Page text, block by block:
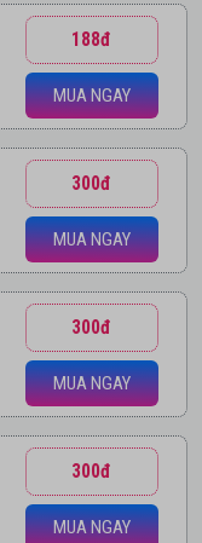
188đ
MUA NGAY
300đ
MUA NGAY
300đ
MUA NGAY
300đ
MUA NGAY